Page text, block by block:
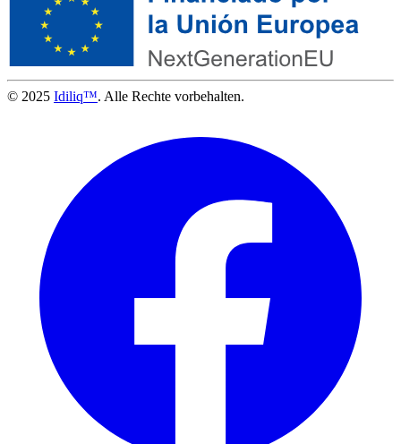
© 2025 Idiliq™. Alle Rechte vorbehalten.